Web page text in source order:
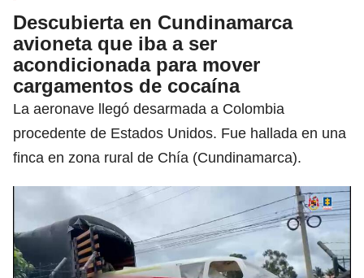
Descubierta en Cundinamarca
avioneta que iba a ser
acondicionada para mover
cargamentos de cocaína
La aeronave llegó desarmada a Colombia
procedente de Estados Unidos. Fue hallada en una
finca en zona rural de Chía (Cundinamarca).